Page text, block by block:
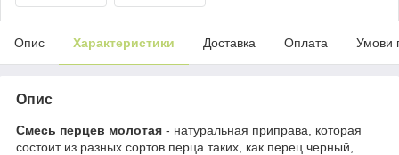
Опис Характеристики Доставка Оплата Умови
Опис
Смесь перцев молотая - натуральная приправа, которая
состоит из разных сортов перца таких, как перец черный,